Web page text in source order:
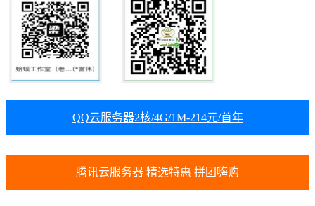
QQ云服务器2核/4G/1M-214元/首年
腾讯云服务器 精选特惠 拼团嗨购